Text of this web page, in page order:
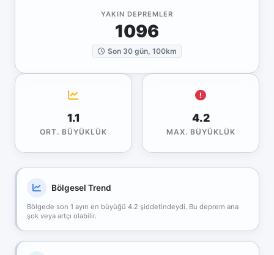
YAKIN DEPREMLER
1096
Son 30 gün, 100km
1.1
ORT. BÜYÜKLÜK
4.2
MAX. BÜYÜKLÜK
Bölgesel Trend
Bölgede son 1 ayın en büyüğü 4.2 şiddetindeydi. Bu deprem ana
şok veya artçı olabilir.